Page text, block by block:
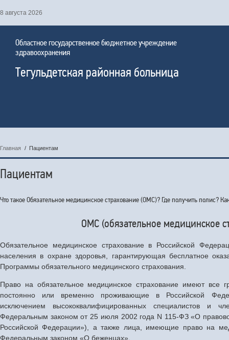
8 августа 2026
Областное государственное бюджетное учреждение
здравоохранения
Тегульдетская районная больница
Главная / Пациентам
Пациентам
Что такое Обязательное медицинское страхование (ОМС)? Где получить полис?
ОМС (обязательное медицинское
Обязательное медицинское страхование в Российской
населения в охране здоровья, гарантирующая бесплатное
Программы обязательного медицинского страхования.
Право на обязательное медицинское страхование имеют все
постоянно или временно проживающие в Российской
исключением высококвалифицированных специалистов и
Федеральным законом от 25 июля 2002 года N 115-ФЗ «О
Российской Федерации»), а также лица, имеющие право на
Федеральным законом «О беженцах».